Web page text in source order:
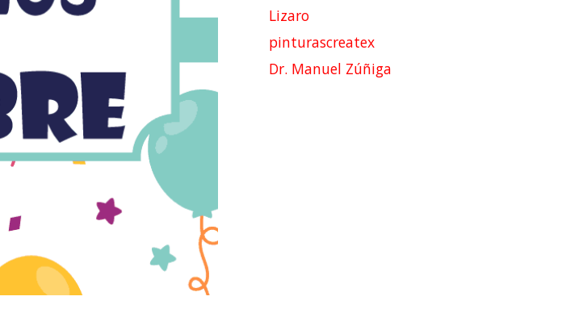
Lizaro
pinturascreatex
Dr. Manuel Zúñiga